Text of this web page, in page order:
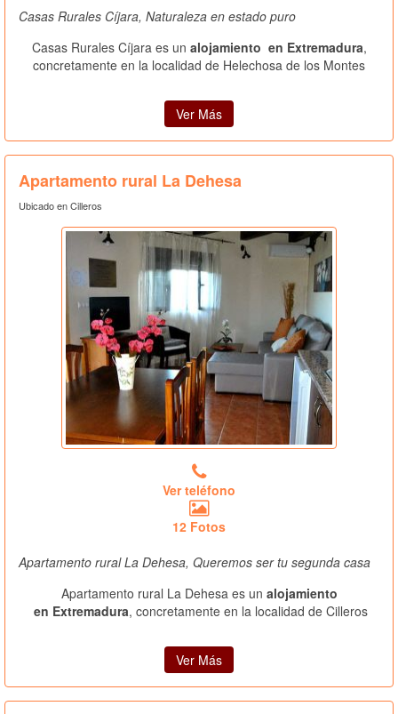
Casas Rurales Cíjara, Naturaleza en estado puro
Casas Rurales Cíjara es un alojamiento en Extremadura,
concretamente en la localidad de Helechosa de los Montes
Ver Más
Apartamento rural La Dehesa
Ubicado en Cilleros
Ver teléfono
12 Fotos
Apartamento rural La Dehesa, Queremos ser tu segunda casa
Apartamento rural La Dehesa es un alojamiento
en Extremadura, concretamente en la localidad de Cilleros
Ver Más